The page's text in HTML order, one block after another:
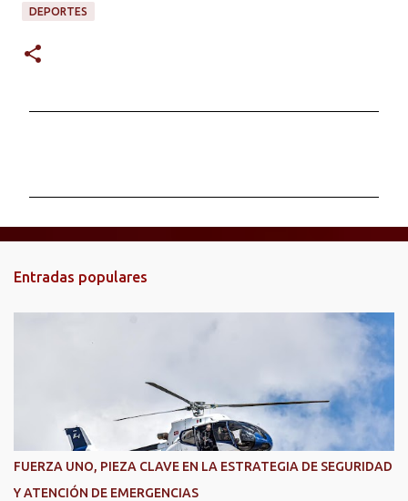
DEPORTES
n
t
Entradas populares
FUERZA UNO, PIEZA CLAVE EN LA ESTRATEGIA DE SEGURIDAD
Y ATENCIÓN DE EMERGENCIAS